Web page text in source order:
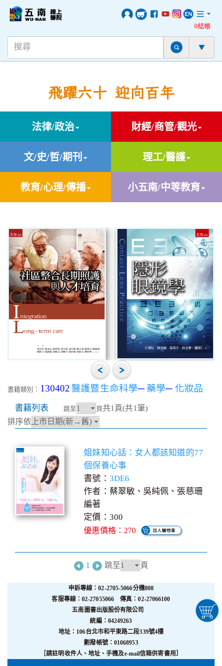
0結帳
飛躍六十 迎向百年
法律/政治 財經/商管/觀光
文/史/哲/期刊 理工/醫護
教育/心理/傳播 小五南/中等教育
書籍類別： 130402 醫護暨生命科學─ 藥學─ 化妝品
書籍列表 跳至 頁共1頁(共1筆)
排序依
姐妹知心話：女人都該知道的77
個保養心事
書號： 3DE6
作者：蔡翠敏、吳純佩、張慈珊
編著
定價：300
優惠價格：270
1 跳至 頁
申訴專線：02-2705-5066分機808
客服專線：02-27055066 傳真：02-27066100
五南圖書出版股份有限公司
統編：04249263
地址：106台北市和平東路二段339號4樓
劃撥帳號：01068953
［請註明收件人、地址、手機及e-mail信箱供寄書用］